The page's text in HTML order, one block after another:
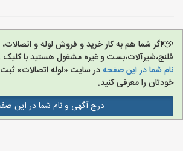
اگر شما هم به کار خرید و فروش لوله و اتصالات،
فلنج،شیرآلات،بست و غیره مشغول هستید با
نام شما در این صفحهدر سایت «لوله اتصالات»
خودتان را معرفی کنید.
درج آگهی و نام شما در این